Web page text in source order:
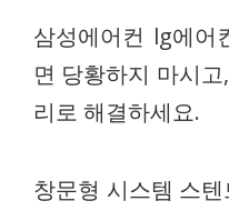
삼성에어컨 lg에어
면 당황하지 마시
리로 해결하세요.
창문형 시스템 스